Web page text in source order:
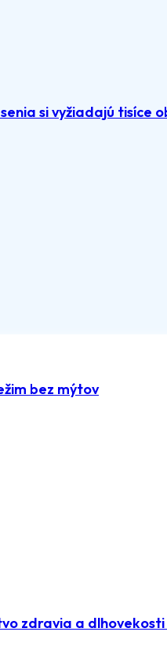
si vyžiadajú tisíce
bez mýtov
zdravia a